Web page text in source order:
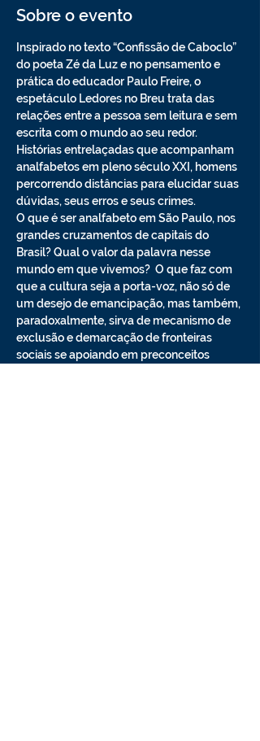
Sobre o evento
Inspirado no texto “Confissão de Caboclo”
do poeta Zé da Luz e no pensamento e
prática do educador Paulo Freire, o
espetáculo Ledores no Breu trata das
relações entre a pessoa sem leitura e sem
escrita com o mundo ao seu redor.
Histórias entrelaçadas que acompanham
analfabetos em pleno século XXI, homens
percorrendo distâncias para elucidar suas
dúvidas, seus erros e seus crimes.
O que é ser analfabeto em São Paulo, nos
grandes cruzamentos de capitais do
Brasil? Qual o valor da palavra nesse
mundo em que vivemos?  O que faz com
que a cultura seja a porta-voz, não só de
um desejo de emancipação, mas também,
paradoxalmente, sirva de mecanismo de
exclusão e demarcação de fronteiras
sociais se apoiando em preconceitos